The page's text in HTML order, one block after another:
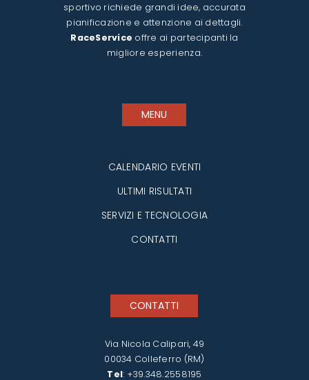
sportivo richiede grandi idee, accurata
pianificazione e attenzione ai dettagli.
RaceService offre ai partecipanti la
migliore esperienza.
MENU
CALENDARIO EVENTI
ULTIMI RISULTATI
SERVIZI E TECNOLOGIA
CONTATTI
CONTATTI
Via Nicola Calipari, 49
00034 Colleferro (RM)
Tel: +39.348.2558195